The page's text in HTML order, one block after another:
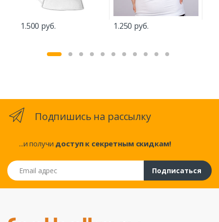
1.500 руб. 1.250 руб.
Подпишись на рассылку
...и получи доступ к секретным скидкам!
Email адрес
Подписаться